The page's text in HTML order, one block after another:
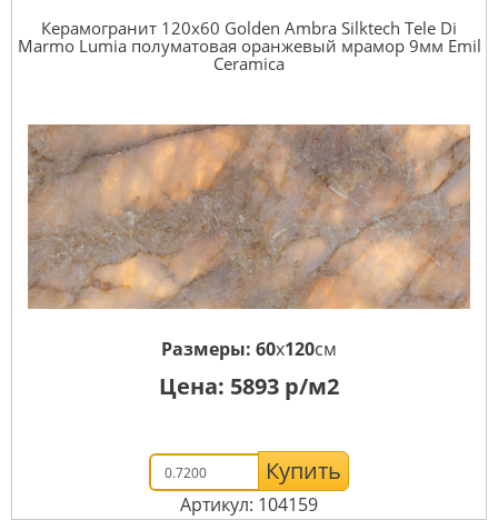
Керамогранит 120x60 Golden Ambra Silktech Tele Di
Marmo Lumia полуматовая оранжевый мрамор 9мм Emil
Ceramica
Размеры: 60x120см
Цена: 5893 р/м2
Купить
Артикул: 104159